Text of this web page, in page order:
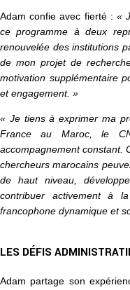
Adam confie avec fierté :«
ce programme à deux
renouvelée des institutions
de mon projet de
motivation supplémentaire
et engagement. »
« Je tiens à exprimer ma
France au Maroc, le
accompagnement constant.
chercheurs marocains
de haut niveau,
contribuer activement à
francophone dynamique et
LES DÉFIS
Adam partage son